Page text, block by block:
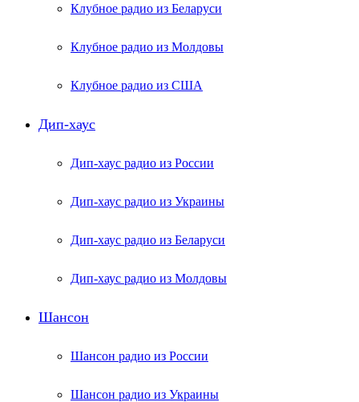
Клубное радио из Беларуси
Клубное радио из Молдовы
Клубное радио из США
Дип-хаус
Дип-хаус радио из России
Дип-хаус радио из Украины
Дип-хаус радио из Беларуси
Дип-хаус радио из Молдовы
Шансон
Шансон радио из России
Шансон радио из Украины